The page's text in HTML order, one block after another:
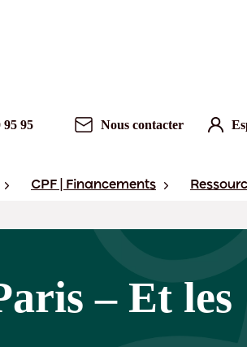
95 95 Nous contacter
CPF | Financements
– Et les